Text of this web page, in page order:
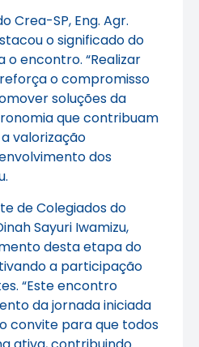
Crea-SP, Eng. Agr.
o significado do
o encontro. “Realizar
o compromisso
soluções da
que contribuam
valorização
dos
de Colegiados do
Sayuri Iwamizu,
desta etapa do
a participação
“Este encontro
da jornada iniciada
convite para que todos